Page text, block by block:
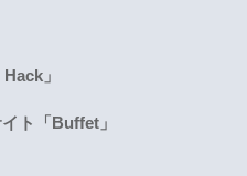
」
ト「Buffet」